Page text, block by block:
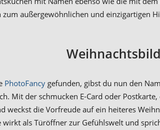
außergewöhnlichen und einzigartigen
PhotoFancy gefunden, gibst du nun den
Mit der schmucken E-Card oder
weckst die Vorfreude auf ein heiteres
als Türöffner zur Gefühlswelt und